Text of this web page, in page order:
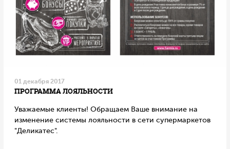
01 декабря 2017
ПРОГРАММА ЛОЯЛЬНОСТИ
Уважаемые клиенты! Обращаем Ваше внимание на
изменение системы лояльности в сети супермаркетов
"Деликатес".